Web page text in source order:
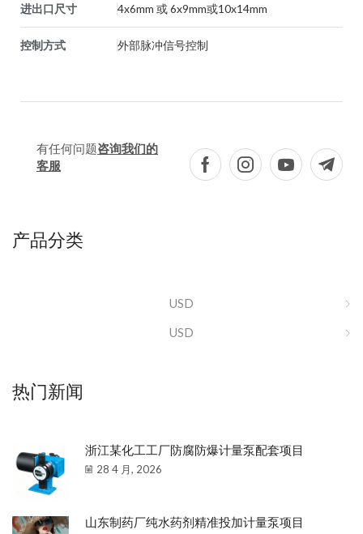
进出口尺寸 4x6mm 或 6x9mm或10x14mm
控制方式 外部脉冲信号控制
有任何问题咨询我们的
客服
产品分类
USD
USD
热门新闻
浙江某化工工厂防腐防爆计量泵配套项目
28 4 月, 2026
山东制药厂纯水药剂精准投加计量泵项目